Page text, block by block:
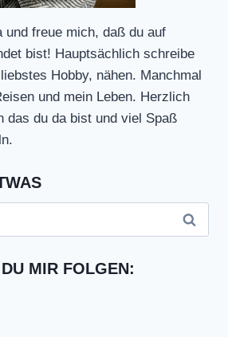
und freue mich, daß du auf
bist! Hauptsächlich schreibe
Hobby, nähen. Manchmal
und mein Leben. Herzlich
das du da bist und viel Spaß
MIR FOLGEN: